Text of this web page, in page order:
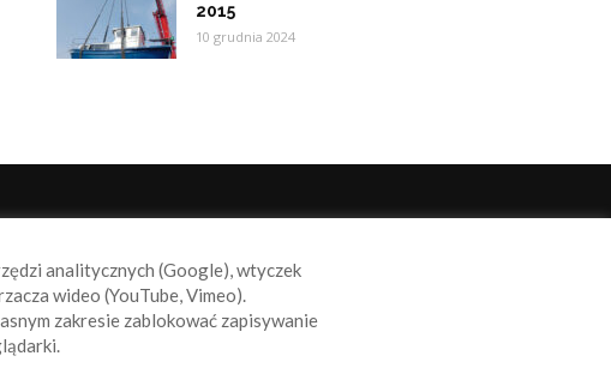
2015
10 grudnia 2024
analitycznych (Google), wtyczek
wideo (YouTube, Vimeo).
zakresie zablokować zapisywanie